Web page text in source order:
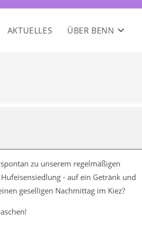
AKTUELLES ÜBER BENN
zu unserem regelmäßigen
- auf ein Getränk und
geselligen Nachmittag im Kiez?